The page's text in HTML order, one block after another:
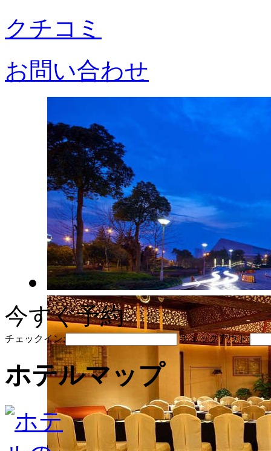
クチコミ
お問い合わせ
今すぐ予約
チェックイン: チェックアウト:
ホテルマップ